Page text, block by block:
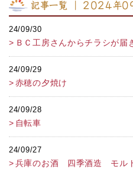
記事一覧 ｜ 2024年
24/09/30
ＢＣ工房さんからチラシが届
24/09/29
赤穂の夕焼け
24/09/28
自転車
24/09/27
兵庫のお酒 四季酒造 モル